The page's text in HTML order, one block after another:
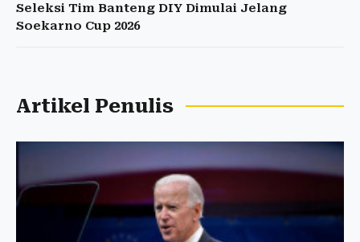
Seleksi Tim Banteng DIY Dimulai Jelang
Soekarno Cup 2026
Artikel Penulis